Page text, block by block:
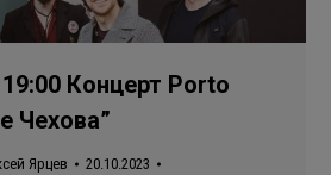
Концерт Porto
Чехова”
Ярцев
20.10.2023